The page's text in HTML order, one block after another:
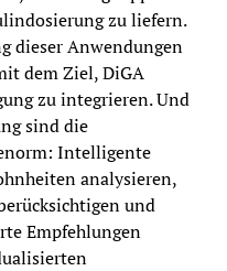
zu liefern.
dieser Anwendungen
dem Ziel, DiGA
zu integrieren. Und
sind die
Intelligente
analysieren,
und
Empfehlungen